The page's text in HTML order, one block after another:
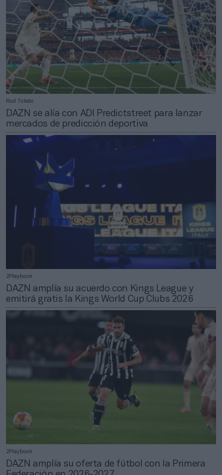
Rod Toledo
DAZN se alía con ADI Predictstreet para lanzar
mercados de predicción deportiva
2Playbook
DAZN amplía su acuerdo con Kings League y
emitirá gratis la Kings World Cup Clubs 2026
2Playbook
DAZN amplía su oferta de fútbol con la Primera